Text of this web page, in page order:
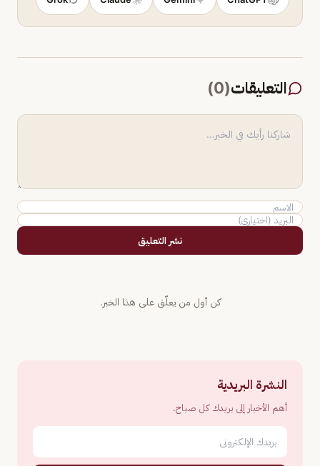
التعليقات(
0
)
نشر التعليق
كن أول من يعلّق على هذا الخبر.
النشرة البريدية
أهم الأخبار إلى بريدك كل صباح.